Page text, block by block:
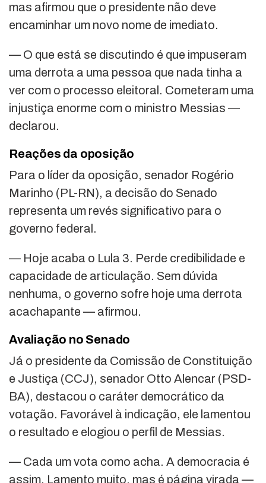
mas afirmou que o presidente não deve
encaminhar um novo nome de imediato.
— O que está se discutindo é que impuseram
uma derrota a uma pessoa que nada tinha a
ver com o processo eleitoral. Cometeram uma
injustiça enorme com o ministro Messias —
declarou.
Reações da oposição
Para o líder da oposição, senador Rogério
Marinho (PL-RN), a decisão do Senado
representa um revés significativo para o
governo federal.
— Hoje acaba o Lula 3. Perde credibilidade e
capacidade de articulação. Sem dúvida
nenhuma, o governo sofre hoje uma derrota
acachapante — afirmou.
Avaliação no Senado
Já o presidente da Comissão de Constituição
e Justiça (CCJ), senador Otto Alencar (PSD-
BA), destacou o caráter democrático da
votação. Favorável à indicação, ele lamentou
o resultado e elogiou o perfil de Messias.
— Cada um vota como acha. A democracia é
assim. Lamento muito, mas é página virada —